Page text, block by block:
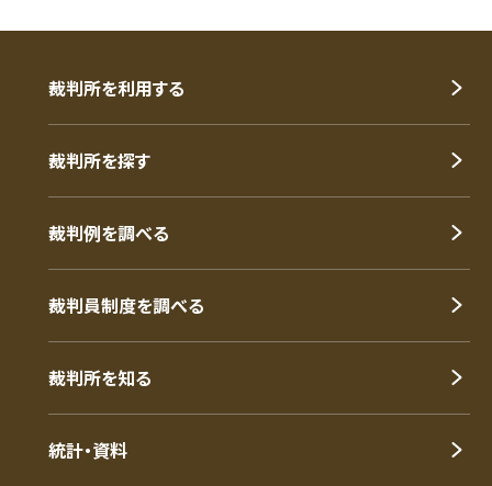
裁判所を利用する
裁判所を探す
裁判例を調べる
裁判員制度を調べる
裁判所を知る
統計・資料